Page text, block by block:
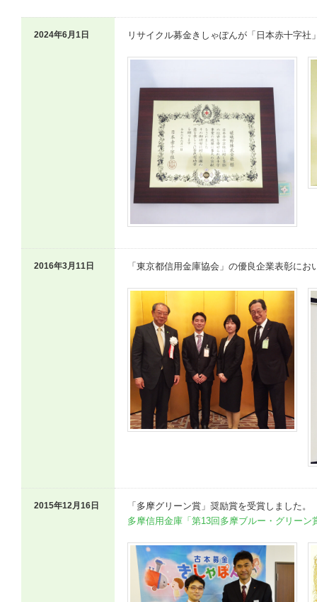
2024年6月1日 リサイクル募金きしゃぽんが「日本赤十字社
2016年3月11日 「東京都信用金庫協会」の優良企業表彰に
2015年12月16日
「多摩グリーン賞」奨励賞を受賞しました。
多摩信用金庫「第13回多摩ブルー・グリーン